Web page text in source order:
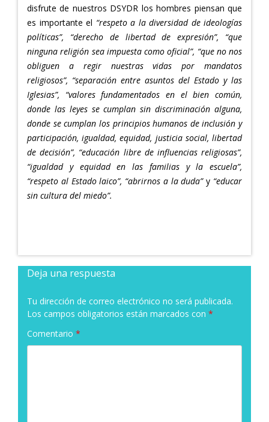
disfrute de nuestros DSYDR los hombres piensan que
es importante el “respeto a la diversidad de ideologías
políticas”, “derecho de libertad de expresión”, “que
ninguna religión sea impuesta como oficial”, “que no nos
obliguen a regir nuestras vidas por mandatos
religiosos”, “separación entre asuntos del Estado y las
Iglesias”, “valores fundamentados en el bien común,
donde las leyes se cumplan sin discriminación alguna,
donde se cumplan los principios humanos de inclusión y
participación, igualdad, equidad, justicia social, libertad
de decisión”, “educación libre de influencias religiosas”,
“igualdad y equidad en las familias y la escuela”,
“respeto al Estado laico”, “abrirnos a la duda”y “educar
sin cultura del miedo”.
Deja una respuesta
Tu dirección de correo electrónico no será publicada.
Los campos obligatorios están marcados con *
Comentario *